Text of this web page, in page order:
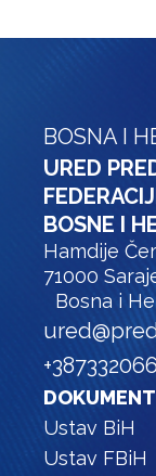
BOSNA I
URED
BOSNE I
Hamdije
71000
Bosna i
Ustav BiH
Ustav FBiH